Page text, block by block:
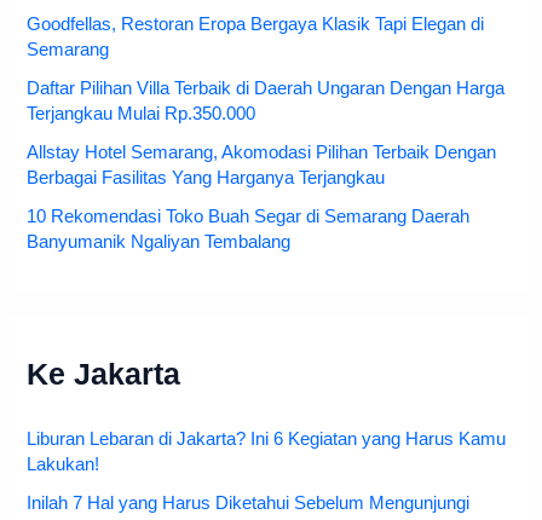
Goodfellas, Restoran Eropa Bergaya Klasik Tapi Elegan di
Semarang
Daftar Pilihan Villa Terbaik di Daerah Ungaran Dengan Harga
Terjangkau Mulai Rp.350.000
Allstay Hotel Semarang, Akomodasi Pilihan Terbaik Dengan
Berbagai Fasilitas Yang Harganya Terjangkau
10 Rekomendasi Toko Buah Segar di Semarang Daerah
Banyumanik Ngaliyan Tembalang
Ke Jakarta
Liburan Lebaran di Jakarta? Ini 6 Kegiatan yang Harus Kamu
Lakukan!
Inilah 7 Hal yang Harus Diketahui Sebelum Mengunjungi